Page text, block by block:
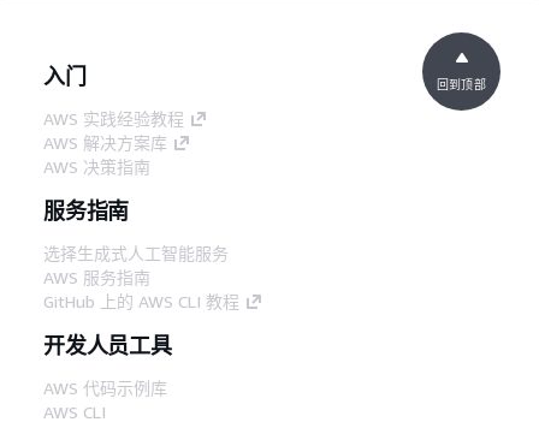
入门
AWS 实践经验教程
AWS 解决方案库
AWS 决策指南
服务指南
选择生成式人工智能服务
AWS 服务指南
GitHub 上的 AWS CLI 教程
开发人员工具
AWS 代码示例库
AWS CLI
回到顶部